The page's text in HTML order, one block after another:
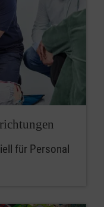
für Personal